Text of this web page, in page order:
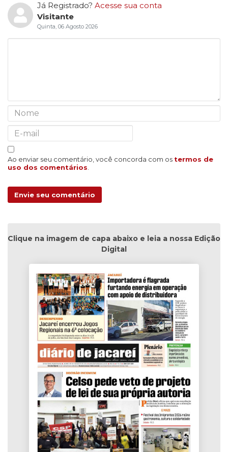
Já Registrado? Acesse sua conta
Visitante
Quinta, 06 Agosto 2026
Ao enviar seu comentário, você concorda com os termos de
uso dos comentários
Envie seu comentário
Clique na imagem de capa abaixo e leia a nossa Edição
Digital